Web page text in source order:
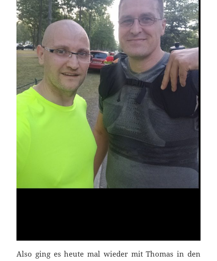
Also ging es heute mal wieder mit Thomas in den